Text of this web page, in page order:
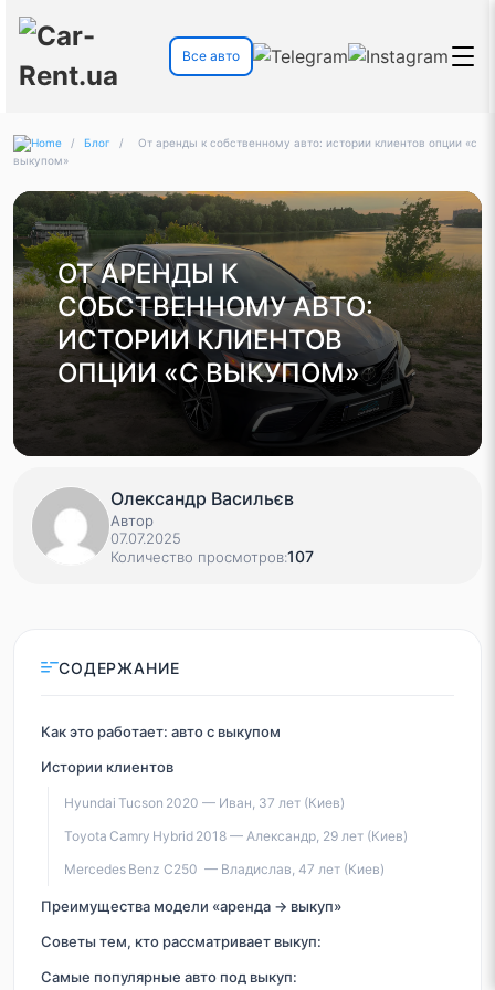
Все авто
/ Блог /
От аренды к собственному авто: истории клиентов опции «с
выкупом»
ОТ АРЕНДЫ К
СОБСТВЕННОМУ АВТО:
ИСТОРИИ КЛИЕНТОВ
ОПЦИИ «С ВЫКУПОМ»
Олександр Васильєв
Автор
07.07.2025
Количество просмотров:107
СОДЕРЖАНИЕ
Как это работает: авто с выкупом
Истории клиентов
Hyundai Tucson 2020 — Иван, 37 лет (Киев)
Toyota Camry Hybrid 2018 — Александр, 29 лет (Киев)
Mercedes Benz C250 — Владислав, 47 лет (Киев)
Преимущества модели «аренда → выкуп»
Советы тем, кто рассматривает выкуп:
Самые популярные авто под выкуп: